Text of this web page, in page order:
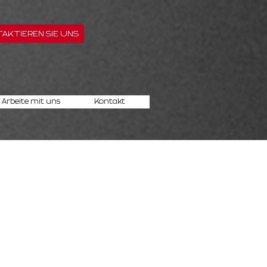
SIE UNS
Arbeite mit uns Kontakt